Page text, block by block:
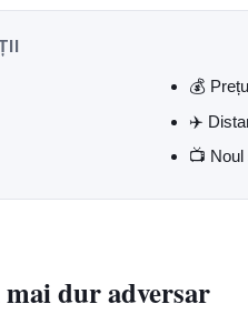
💰
✈️
📺
dur adversar